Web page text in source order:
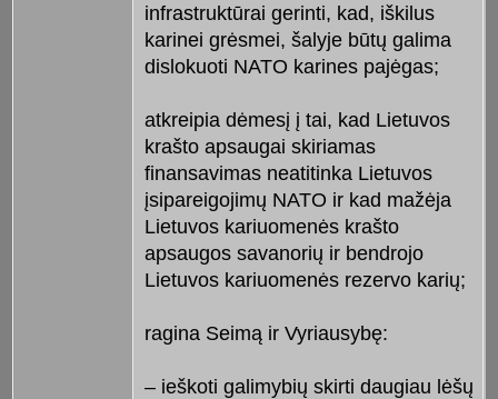
infrastruktūrai gerinti, kad, iškilus
karinei grėsmei, šalyje būtų galima
dislokuoti NATO karines pajėgas;
atkreipia dėmesį į tai, kad Lietuvos
krašto apsaugai skiriamas
finansavimas neatitinka Lietuvos
įsipareigojimų NATO ir kad mažėja
Lietuvos kariuomenės krašto
apsaugos savanorių ir bendrojo
Lietuvos kariuomenės rezervo karių;
ragina Seimą ir Vyriausybę:
– ieškoti galimybių skirti daugiau lėšų